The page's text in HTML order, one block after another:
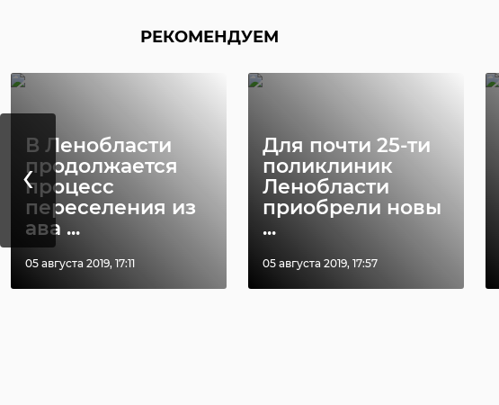
РЕКОМЕНДУЕМ
В Ленобласти
продолжается
процесс
переселения из
ава ...
05 августа 2019, 17:11
Для почти 25-ти
поликлиник
Ленобласти
приобрели новы
...
05 августа 2019, 17:57
‹